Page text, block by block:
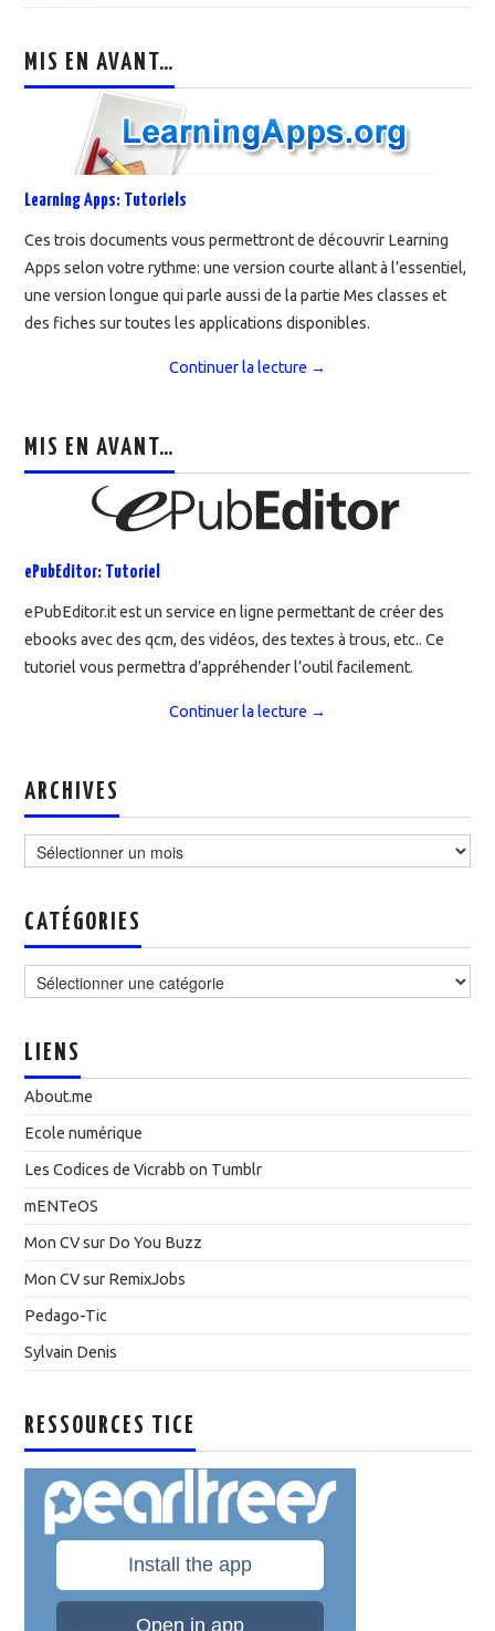
MIS EN AVANT…
Learning Apps: Tutoriels
Ces trois documents vous permettront de découvrir Learning
Apps selon votre rythme: une version courte allant à l’essentiel,
une version longue qui parle aussi de la partie Mes classes et
des fiches sur toutes les applications disponibles.
Continuer la lecture →
MIS EN AVANT…
ePubEditor: Tutoriel
ePubEditor.it est un service en ligne permettant de créer des
ebooks avec des qcm, des vidéos, des textes à trous, etc.. Ce
tutoriel vous permettra d’appréhender l’outil facilement.
Continuer la lecture →
ARCHIVES
CATÉGORIES
LIENS
About.me
Ecole numérique
Les Codices de Vicrabb on Tumblr
mENTeOS
Mon CV sur Do You Buzz
Mon CV sur RemixJobs
Pedago-Tic
Sylvain Denis
RESSOURCES TICE